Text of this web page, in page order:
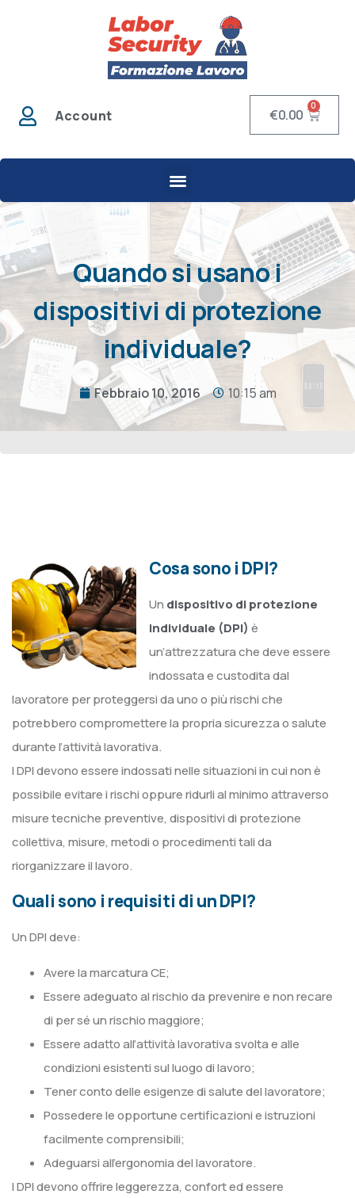
Account €0.00
0
Quando si usano i
dispositivi di protezione
individuale?
Febbraio 10, 2016 10:15 am
Cosa sono i DPI?
Un dispositivo di protezione
individuale (DPI) è
un’attrezzatura che deve essere
indossata e custodita dal
lavoratore per proteggersi da uno o più rischi che
potrebbero compromettere la propria sicurezza o salute
durante l’attività lavorativa.
I DPI devono essere indossati nelle situazioni in cui non è
possibile evitare i rischi oppure ridurli al minimo attraverso
misure tecniche preventive, dispositivi di protezione
collettiva, misure, metodi o procedimenti tali da
riorganizzare il lavoro.
Quali sono i requisiti di un DPI?
Un DPI deve:
Avere la marcatura CE;
Essere adeguato al rischio da prevenire e non recare
di per sé un rischio maggiore;
Essere adatto all’attività lavorativa svolta e alle
condizioni esistenti sul luogo di lavoro;
Tener conto delle esigenze di salute del lavoratore;
Possedere le opportune certificazioni e istruzioni
facilmente comprensibili;
Adeguarsi all’ergonomia del lavoratore.
I DPI devono offrire leggerezza, confort ed essere